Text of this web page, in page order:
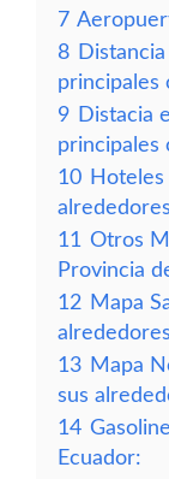
7
8
principales
9 Distacia
principales
10
alrededores
11 Otros
Provincia
12 Mapa
alrededores
13 Mapa
sus
14
Ecuador: